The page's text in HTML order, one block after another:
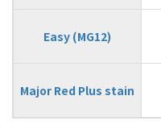
Easy (MG12)
Major Red Plus stain